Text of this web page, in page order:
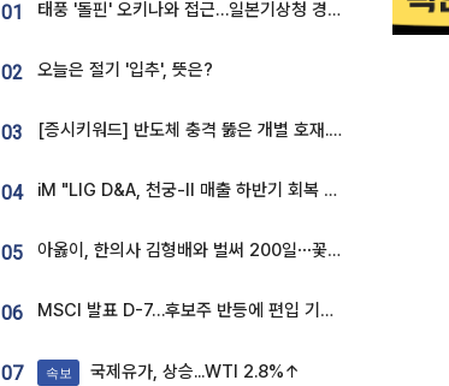
01 태풍 '돌핀' 오키나와 접근…일본기상청 경로 업데이트
02 오늘은 절기 '입추', 뜻은?
03 [증시키워드] 반도체 충격 뚫은 개별 호재...포스코퓨처엠·에코프로·한화솔루션 '눈길'
04 iM "LIG D&A, 천궁-II 매출 하반기 회복 전망…방산 톱픽 유지"
05 아옳이, 한의사 김형배와 벌써 200일⋯꽃다발 들고 "프러포즈 아냐"
06 MSCI 발표 D-7…후보주 반등에 편입 기대 재점화
07 속보 국제유가, 상승...WTI 2.8%↑